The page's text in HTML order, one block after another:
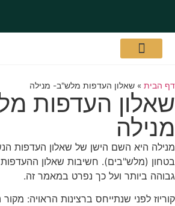
דף הבית » שאלון העדפות מלש"ב- מנילה
שאלון העדפות
מנילה
מנילה היא השם הישן של שאלון העדפות
בטחון (מלש"בים). חשיבות שאלון ההעדפות
גבוהה ביותר ועל כך נפרט במאמר זה.
קוריוז לפני שנתייחס ברצינות הראויה: